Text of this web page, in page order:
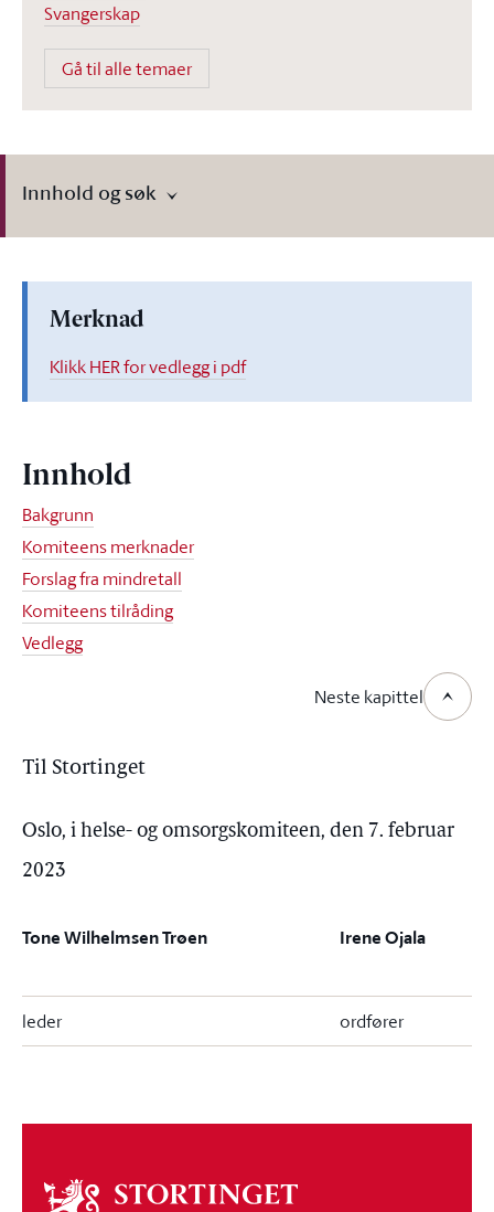
Svangerskap
Gå til alle temaer
Innhold og søk
Merknad
Klikk HER for vedlegg i pdf
Innhold
Bakgrunn
Komiteens merknader
Forslag fra mindretall
Komiteens tilråding
Vedlegg
Neste kapittel
Til Stortinget
Oslo, i helse- og omsorgskomiteen, den 7. februar
2023
Tone Wilhelmsen Trøen Irene Ojala
leder ordfører
Om